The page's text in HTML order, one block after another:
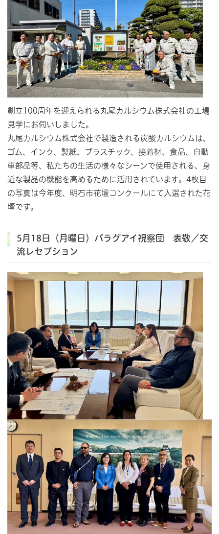
創立100周年を迎えられる丸尾カルシウム株式会社の工場
見学にお伺いしました。
丸尾カルシウム株式会社で製造される炭酸カルシウムは、
ゴム、インク、製紙、プラスチック、接着材、食品、自動
車部品等、私たちの生活の様々なシーンで使用される、身
近な製品の機能を高めるために活用されています。4枚目
の写真は今年度、明石市花壇コンクールにて入選された花
壇です。
5月18日（月曜日）パラグアイ視察団 表敬／交
流レセプション